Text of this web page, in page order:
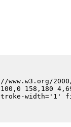
www.w3.org/
158,180
width='1'